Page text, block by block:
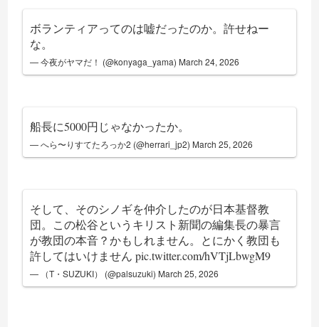
ボランティアってのは嘘だったのか。許せねー
な。
— 今夜がヤマだ！ (@konyaga_yama) March 24, 2026
船長に5000円じゃなかったか。
— へら〜りすてたろっか2 (@herrari_jp2) March 25, 2026
そして、そのシノギを仲介したのが日本基督教
団。この松谷というキリスト新聞の編集長の暴言
が教団の本音？かもしれません。とにかく教団も
許してはいけませんpic.twitter.com/hVTjLbwgM9
— （T・SUZUKI） (@palsuzuki) March 25, 2026